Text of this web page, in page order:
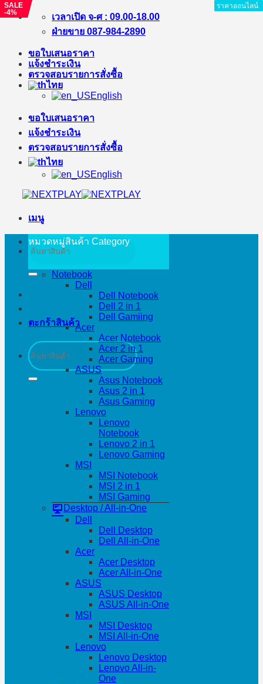
ข้าม
เนื้อหา
เวลาเปิด จ-ศ : 09.00-18.00
ฝ่ายขาย 087-984-2890
ขอใบเสนอราคา
แจ้งชำระเงิน
ตรวจสอบรายการสั่งซื้อ
ไทย
English
ขอใบเสนอราคา
แจ้งชำระเงิน
ตรวจสอบรายการสั่งซื้อ
ไทย
English
เมนู
ค้นหา:
ตะกร้าสินค้า
ค้นหา:
หมวดหมู่สินค้า Category
Notebook
Dell
Dell Notebook
Dell 2 in 1
Dell Gamiing
Acer
Acer Notebook
Acer 2 in 1
Acer Gaming
ASUS
Asus Notebook
Asus 2 in 1
Asus Gaming
Lenovo
Lenovo
Notebook
Lenovo 2 in 1
Lenovo Gaming
MSI
MSI Notebook
MSI 2 in 1
MSI Gaming
Desktop / All-in-One
Dell
Dell Desktop
Dell All-in-One
Acer
Acer Desktop
Acer All-in-One
ASUS
ASUS Desktop
ASUS All-in-One
MSI
MSI Desktop
MSI All-in-One
Lenovo
Lenovo Desktop
Lenovo All-in-
One
SALE
-4%
ราคาออนไลน์
SALE
-%
ราคาออนไลน์
ราคาออนไลน์
ราคาออนไลน์
ราคาออนไลน์
ราคาออนไลน์
SALE
-%